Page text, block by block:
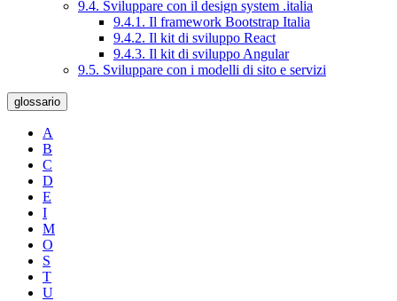
9.4. Sviluppare con il design system .italia
9.4.1. Il framework Bootstrap Italia
9.4.2. Il kit di sviluppo React
9.4.3. Il kit di sviluppo Angular
9.5. Sviluppare con i modelli di sito e servizi
glossario
A
B
C
D
E
I
M
O
S
T
U